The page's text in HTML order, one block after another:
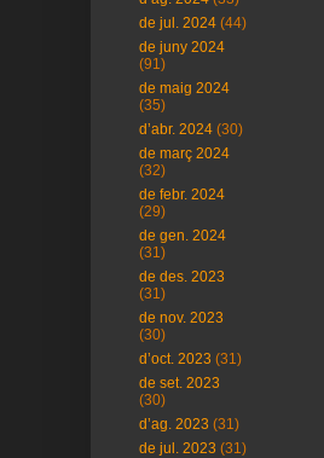
de jul. 2024 (44)
de juny 2024
(91)
de maig 2024
(35)
d’abr. 2024 (30)
de març 2024
(32)
de febr. 2024
(29)
de gen. 2024
(31)
de des. 2023
(31)
de nov. 2023
(30)
d’oct. 2023 (31)
de set. 2023
(30)
d’ag. 2023 (31)
de jul. 2023 (31)